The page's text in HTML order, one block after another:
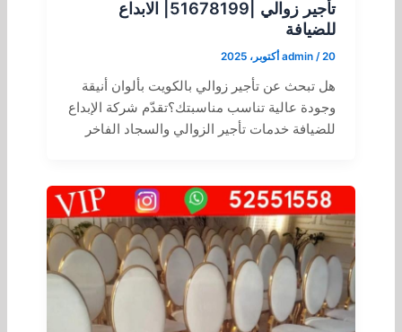
تأجير زوالي |51678199| الابداع
للضيافة
admin /20 أكتوبر، 2025
هل تبحث عن تأجير زوالي بالكويت بألوان أنيقة
وجودة عالية تناسب مناسبتك؟تقدّم شركة الإبداع
للضيافة خدمات تأجير الزوالي والسجاد الفاخر